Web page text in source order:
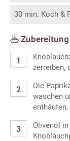
30 min. Koch &
Zubereitung
zerreiben,
Die
waschen
Olivenöl